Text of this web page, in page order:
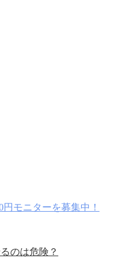
モニターを募集中！
のは危険？